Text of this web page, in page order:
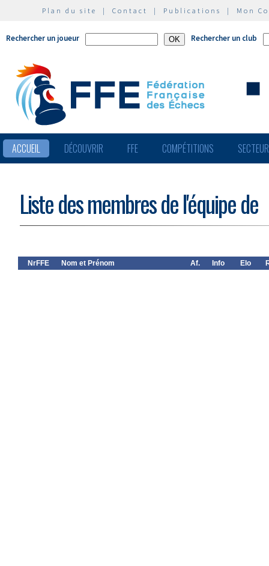
Plan du site | Contact | Publications | Mon
Rechercher un joueur Rechercher un club
ACCUEIL DÉCOUVRIR FFE COMPÉTITIONS
Liste des membres de l'équipe de
NrFFE Nom et Prénom Af. Info Elo